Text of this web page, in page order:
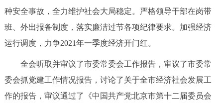
种安全事故，全力维护社会大局稳定。严格领导干部在岗带
班、外出报备制度，落实廉洁过节各项纪律要求。加强经济
运行调度，力争2021年一季度经济开门红。
全会听取并审议了市委常委会工作报告，审议了市委常
委会抓党建工作情况报告，讨论了关于全市经济社会发展工
作的报告，审议通过了《中国共产党北京市第十二届委员会